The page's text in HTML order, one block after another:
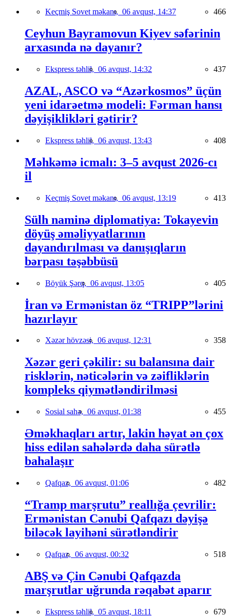
Keçmiş Sovet məkanı, 06 avqust, 14:37 466
Ceyhun Bayramovun Kiyev səfərinin
arxasında nə dayanır?
Ekspress təhlil, 06 avqust, 14:32 437
AZAL, ASCO və “Azərkosmos” üçün
yeni idarəetmə modeli: Fərman hansı
dəyişiklikləri gətirir?
Ekspress təhlil, 06 avqust, 13:43 408
Məhkəmə icmalı: 3–5 avqust 2026-cı
il
Keçmiş Sovet məkanı, 06 avqust, 13:19 413
Sülh naminə diplomatiya: Tokayevin
döyüş əməliyyatlarının
dayandırılması və danışıqların
bərpası təşəbbüsü
Böyük Şərq, 06 avqust, 13:05 405
İran və Ermənistan öz “TRIPP”lərini
hazırlayır
Xəzər hövzəsi, 06 avqust, 12:31 358
Xəzər geri çəkilir: su balansına dair
risklərin, nəticələrin və zəifliklərin
kompleks qiymətləndirilməsi
Sosial sahə, 06 avqust, 01:38 455
Əməkhaqları artır, lakin həyat ən çox
hiss edilən sahələrdə daha sürətlə
bahalaşır
Qafqaz, 06 avqust, 01:06 482
“Tramp marşrutu” reallığa çevrilir:
Ermənistan Cənubi Qafqazı dəyişə
biləcək layihəni sürətləndirir
Qafqaz, 06 avqust, 00:32 518
ABŞ və Çin Cənubi Qafqazda
marşrutlar uğrunda rəqabət aparır
Ekspress təhlil, 05 avqust, 18:11 679